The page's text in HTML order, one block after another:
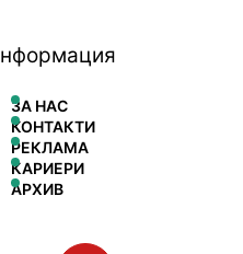
ЗА НАС
КОНТАКТИ
РЕКЛАМА
КАРИЕРИ
АРХИВ